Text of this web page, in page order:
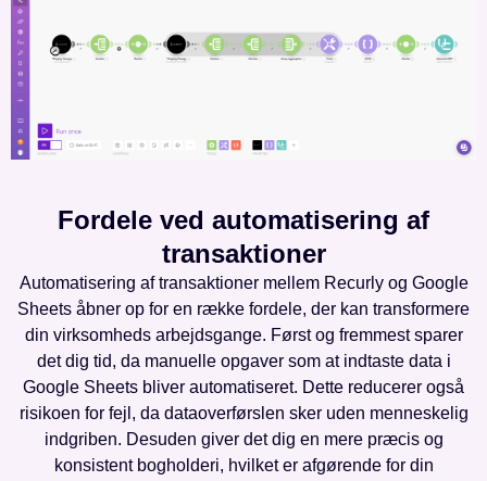
Fordele ved automatisering af
transaktioner
Automatisering af transaktioner mellem Recurly og Google
Sheets åbner op for en række fordele, der kan transformere
din virksomheds arbejdsgange. Først og fremmest sparer
det dig tid, da manuelle opgaver som at indtaste data i
Google Sheets bliver automatiseret. Dette reducerer også
risikoen for fejl, da dataoverførslen sker uden menneskelig
indgriben. Desuden giver det dig en mere præcis og
konsistent bogholderi, hvilket er afgørende for din